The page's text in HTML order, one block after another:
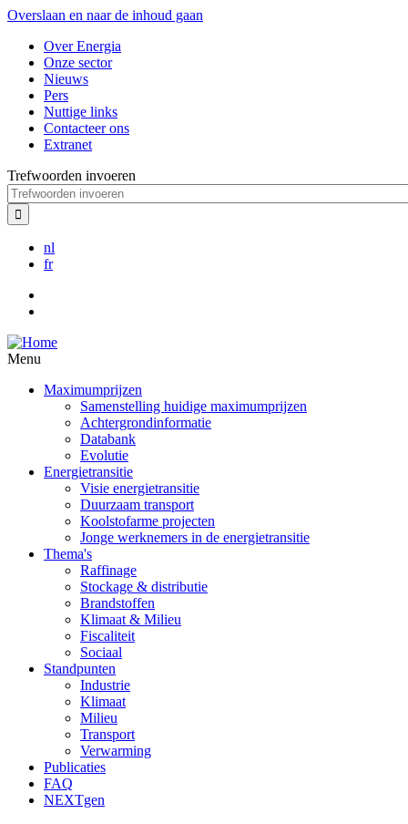
Overslaan en naar de inhoud gaan
Over Energia
Onze sector
Nieuws
Pers
Nuttige links
Contacteer ons
Extranet
Trefwoorden invoeren
nl
fr
Menu
Maximumprijzen
Samenstelling huidige maximumprijzen
Achtergrondinformatie
Databank
Evolutie
Energietransitie
Visie energietransitie
Duurzaam transport
Koolstofarme projecten
Jonge werknemers in de energietransitie
Thema's
Raffinage
Stockage & distributie
Brandstoffen
Klimaat & Milieu
Fiscaliteit
Sociaal
Standpunten
Industrie
Klimaat
Milieu
Transport
Verwarming
Publicaties
FAQ
NEXTgen